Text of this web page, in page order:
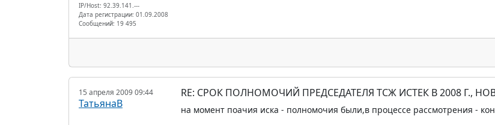
IP/Host: 92.39.141.---
Дата регистрации: 01.09.2008
Сообщений: 19 495
15 апреля 2009 09:44
ТатьянаВ
RE: СРОК ПОЛНОМОЧИЙ ПРЕДСЕДАТЕЛЯ ТСЖ ИСТЕК В 2008 Г.,
на момент поачия иска - полномочия были,в процессе рассмотрения -